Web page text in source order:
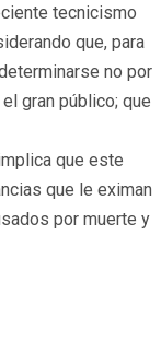
tecnicismo
que, para
no por
gran público; que
que este
que le eximan
por muerte y